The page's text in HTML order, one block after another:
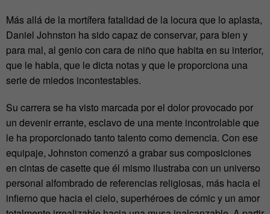
Más allá de la mortífera fatalidad de la locura que lo aplasta,
Daniel Johnston ha sido capaz de conservar, para bien y
para mal, al genio con cara de niño que habita en su interior,
que le habla, que le dicta notas y que le proporciona una
serie de miedos incontestables.
Su carrera se ha visto marcada por el dolor provocado por
un devenir errante, esclavo de una mente incontrolable que
le ha proporcionado tanto talento como demencia. Con ese
equipaje, Johnston comenzó a grabar sus composiciones
en cintas de casette que él mismo ilustraba con un universo
personal alfombrado de referencias religiosas, más hacia el
infierno que hacia el cielo, superhéroes de cómic y un amor